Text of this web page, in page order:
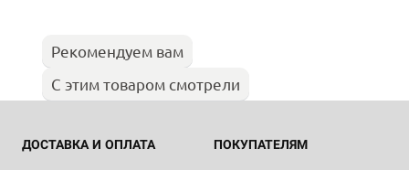
Рекомендуем вам
С этим товаром смотрели
ДОСТАВКА И ОПЛАТА ПОКУПАТЕЛЯМ